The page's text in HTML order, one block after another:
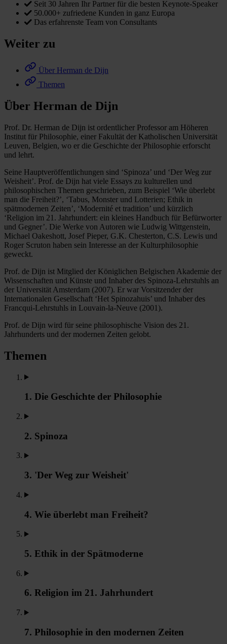
Seit 30 Jahren Ihr Partner für die besten Keynote-Speaker
50.000+ zufriedene Kunden in ganz Europa
Das erfahrenste Team von Consultants
Weiter zu
Über Herman de Dijn
Themen
Über Herman de Dijn
Prof. Dr. Herman de Dijn ist ordentlicher Professor am Höheren
Institut für Philosophie, einer Fakultät der Katholischen Universität
Leuven, Belgien, wo er die Geschichte der Philosophie erforscht
und lehrt.
Seine Hauptveröffentlichungen sind ‘Spinoza’ und ‘Der Weg zur
Weisheit’. Prof. de Dijn hat viele Essays zu kulturellen und
philosophischen Themen geschrieben, zum Beispiel ‘Wie überlebt
man die Freiheit?’, ‘Tabus, Monster und Lotterien; Ethik in
spätmodernen Zeiten’, ‘Modernité et tradition’ und kürzlich
‘Religion im 21. Jahrhundert: ein kleines Handbuch für Befürworter
und Gegner’. Die Werke von Autoren wie Ludwig Wittgenstein,
Michael Oakeshott, Josef Pieper, G.K. Chesterton, C.S. Lewis und
Roger Scruton haben sein Interesse an der Kulturphilosophie
geweckt.
Prof. de Dijn ist Mitglied der Königlichen Belgischen Akademie der
Wissenschaften und Künste und Inhaber des Spinoza-Lehrstuhls an
der Universität Amsterdam (2007). Er war Vorsitzender der
Internationalen Gesellschaft ‘Het Spinozahuis’ und Inhaber des
Francqui-Lehrstuhls in Louvain-la-Neuve (2001).
Prof. de Dijn wird für seine philosophische Vision des 21.
Jahrhunderts und der modernen Zeiten gelobt.
Themen
1. Die Geschichte der Philosophie
2. Spinoza
3. 'Der Weg zur Weisheit'
4. Wie überlebt man Freiheit?
5. Ethik in der Spätmoderne
6. Religion im 21. Jahrhundert
7. Philosophie in den modernen Zeiten